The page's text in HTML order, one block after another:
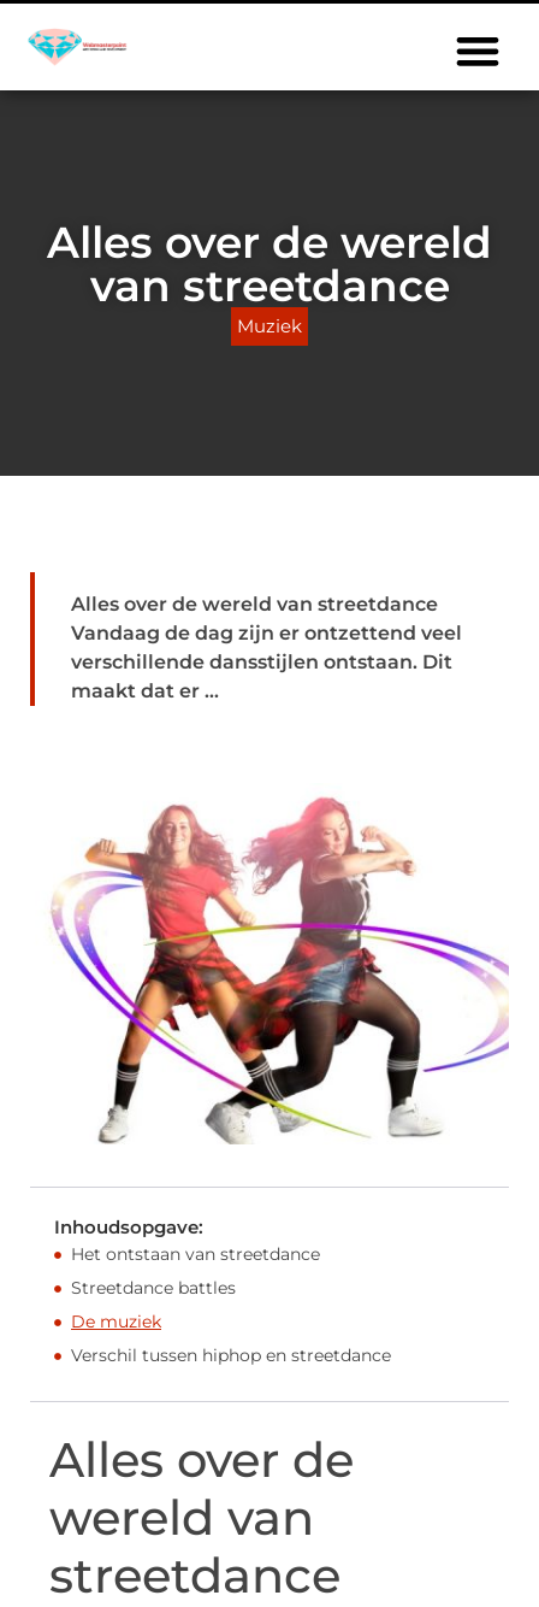
Alles over de wereld
van streetdance
Muziek
Alles over de wereld van streetdance
Vandaag de dag zijn er ontzettend veel
verschillende dansstijlen ontstaan. Dit
maakt dat er ...
Inhoudsopgave:
Het ontstaan van streetdance
Streetdance battles
De muziek
Verschil tussen hiphop en streetdance
Alles over de
wereld van
streetdance